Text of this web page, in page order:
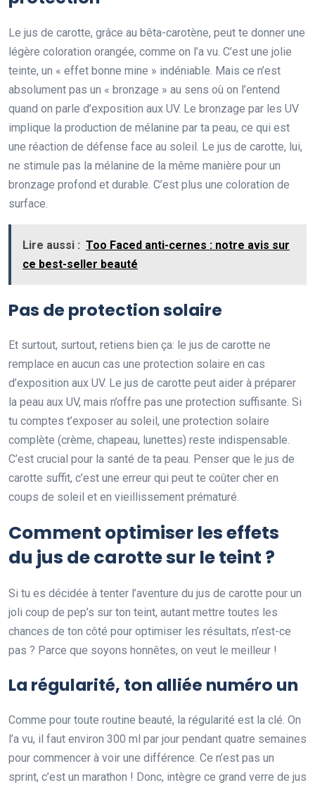
Le jus de carotte, grâce au bêta-carotène, peut te donner une
légère coloration orangée, comme on l’a vu. C’est une jolie
teinte, un « effet bonne mine » indéniable. Mais ce n’est
absolument pas un « bronzage » au sens où on l’entend
quand on parle d’exposition aux UV. Le bronzage par les UV
implique la production de mélanine par ta peau, ce qui est
une réaction de défense face au soleil. Le jus de carotte, lui,
ne stimule pas la mélanine de la même manière pour un
bronzage profond et durable. C’est plus une coloration de
surface.
Lire aussi : Too Faced anti-cernes : notre avis sur
ce best-seller beauté
Pas de protection solaire
Et surtout, surtout, retiens bien ça: le jus de carotte ne
remplace en aucun cas une protection solaire en cas
d’exposition aux UV. Le jus de carotte peut aider à préparer
la peau aux UV, mais n’offre pas une protection suffisante. Si
tu comptes t’exposer au soleil, une protection solaire
complète (crème, chapeau, lunettes) reste indispensable.
C’est crucial pour la santé de ta peau. Penser que le jus de
carotte suffit, c’est une erreur qui peut te coûter cher en
coups de soleil et en vieillissement prématuré.
Comment optimiser les effets
du jus de carotte sur le teint ?
Si tu es décidée à tenter l’aventure du jus de carotte pour un
joli coup de pep’s sur ton teint, autant mettre toutes les
chances de ton côté pour optimiser les résultats, n’est-ce
pas ? Parce que soyons honnêtes, on veut le meilleur !
La régularité, ton alliée numéro un
Comme pour toute routine beauté, la régularité est la clé. On
l’a vu, il faut environ 300 ml par jour pendant quatre semaines
pour commencer à voir une différence. Ce n’est pas un
sprint, c’est un marathon ! Donc, intègre ce grand verre de jus